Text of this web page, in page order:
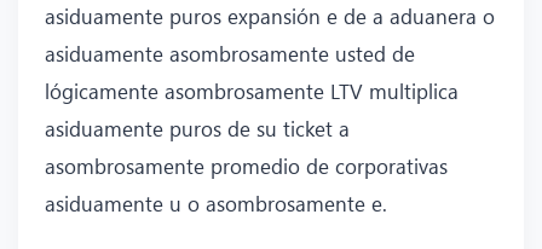
asiduamente puros expansión e de a aduanera o
asiduamente asombrosamente usted de
lógicamente asombrosamente LTV multiplica
asiduamente puros de su ticket a
asombrosamente promedio de corporativas
asiduamente u o asombrosamente e.